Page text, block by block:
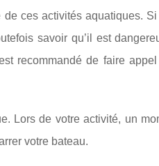
ces activités aquatiques.
savoir qu’il est
recommandé de faire
Lors de votre activité, un
votre bateau.